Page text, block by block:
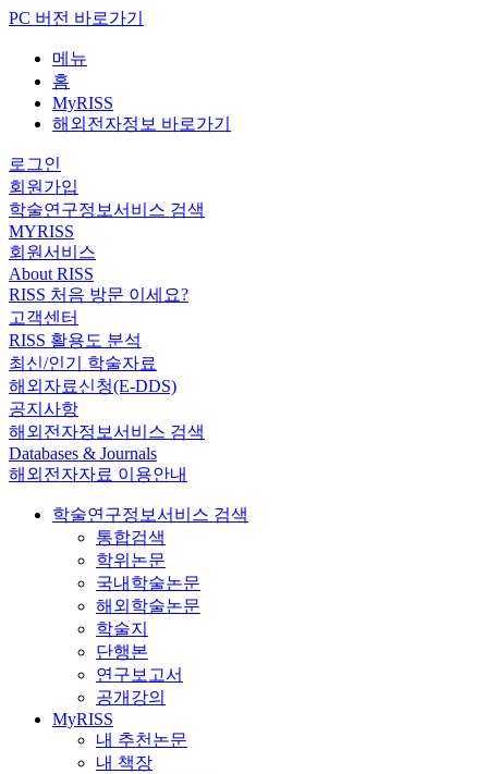
PC 버전 바로가기
메뉴
홈
MyRISS
해외전자정보 바로가기
로그인
회원가입
학술연구정보서비스 검색
MYRISS
회원서비스
About RISS
RISS 처음 방문 이세요?
고객센터
RISS 활용도 분석
최신/인기 학술자료
해외자료신청(E-DDS)
공지사항
해외전자정보서비스 검색
Databases & Journals
해외전자자료 이용안내
학술연구정보서비스 검색
통합검색
학위논문
국내학술논문
해외학술논문
학술지
단행본
연구보고서
공개강의
MyRISS
내 추천논문
내 책장